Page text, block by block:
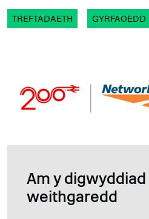
TREFTADAETH GYRFAOEDD
Am y
weithgaredd